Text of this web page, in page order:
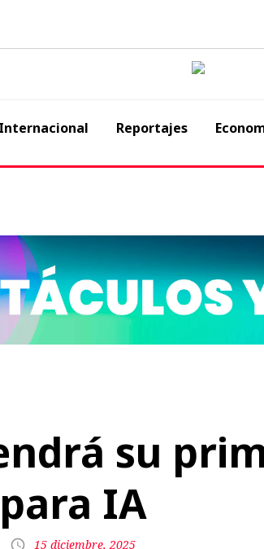
Internacional Reportajes
su
IA
15 diciembre, 2025
aproximada de dos mil 700